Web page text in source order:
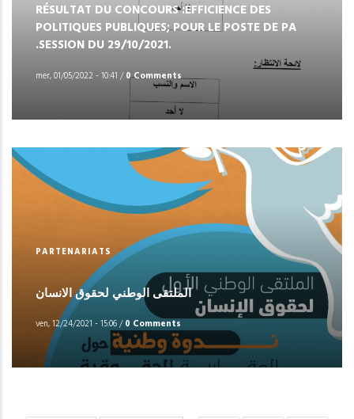
RÉSULTAT DU CONCOURS :EFFICIENCE DES
POLITIQUES PUBLIQUES; POUR LE POSTE DE PA
.SESSION DU 29/10/2021.
mer, 01/05/2022 - 10:41 /0 Comments
PARTENARIATS
الملتقى الوطني لحقوق الانسان
ven, 12/24/2021 - 15:06/0 Comments